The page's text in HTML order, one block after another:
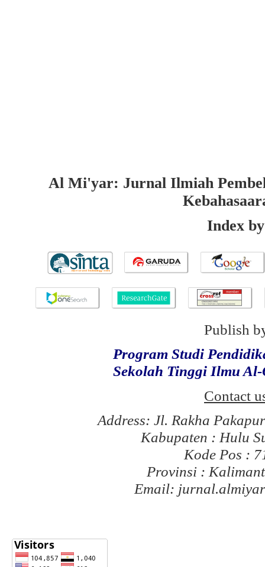
Al Mi'yar: Jurnal Ilmiah
Index by
Publish
Program Studi
Sekolah Tinggi Ilmu
Contact
Address: Jl. Rakha
Kabupaten : Hulu
Kode Pos :
Provinsi :
Email: